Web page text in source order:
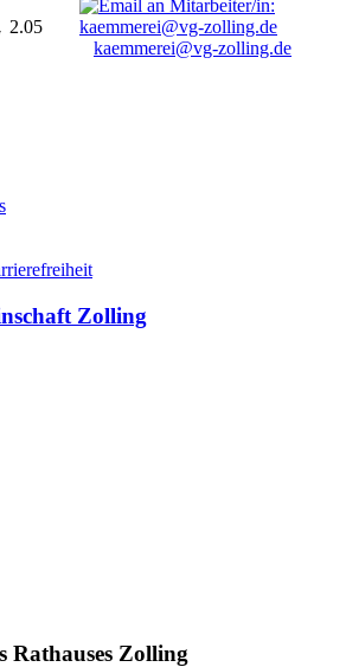
2.05
kaemmerei@vg-zolling.de
Zolling
Rathauses Zolling